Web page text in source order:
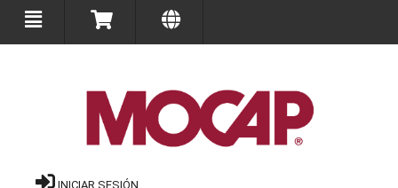
INICIAR SESIÓN